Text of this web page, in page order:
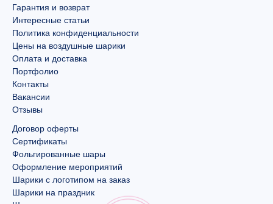
Гарантия и возврат
Интересные статьи
Политика конфиденциальности
Цены на воздушные шарики
Оплата и доставка
Портфолио
Контакты
Вакансии
Отзывы
Договор оферты
Сертификаты
Фольгированные шары
Оформление мероприятий
Шарики с логотипом на заказ
Шарики на праздник